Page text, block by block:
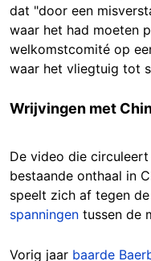
dat "door een
waar het had moeten
welkomstcomité op
waar het vliegtuig tot
Wrijvingen met
De video die
bestaande onthaal in
speelt zich af tegen
spanningen tussen de
Vorig jaar baarde